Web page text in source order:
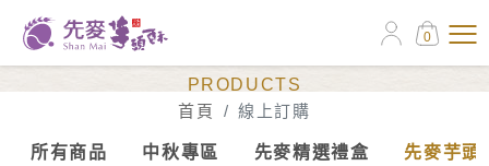
0
PRODUCTS
首頁
線上訂購
所有商品 中秋專區 先麥精選禮盒 先麥芋頭